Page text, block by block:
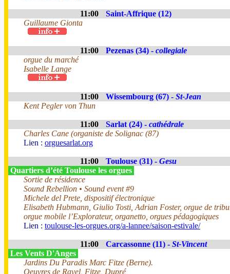
11:00
Saint-Affrique (12)
Guillaume Gionta
11:00 Pezenas (34) - collegiale
orgue du marché
Isabelle Lange
11:00 Wissembourg (67) - St-Jean
Kent Pegler von Thun
11:00 Sarlat (24) - cathédrale
Charles Cane (organiste de Solignac (87)
Lien : orguesarlat.org
11:00 Toulouse (31) - Gesu
Quartiers d’été Toulouse les orgues
Sortie de résidence
Sound Rebellion • Sound event #9
Michele del Prete, dispositif électronique
Elisabeth Hubmann, Giulio Tosti, Adrian Foster, orgue de
orgue mobile l’Explorateur, organetto, orgues pédagogiques
Lien : toulouse-les-orgues.org/a-lannee/saison-estivale/
11:00 Carcassonne (11) - St-Vincent
Les Vents D'Anges
Jardins Du Paradis Marc Fitze (Berne).
Oeuvres de Ravel, Fitze, Dupré